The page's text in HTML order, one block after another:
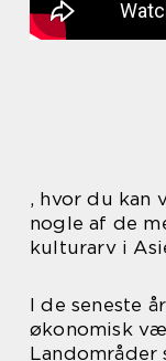
, hvor du kan
nogle af de
kulturarv i
I de seneste
økonomisk
Landområder